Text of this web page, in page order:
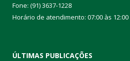
Fone: (91) 3637-1228
Horário de atendimento: 07:00 às 12:00
ÚLTIMAS PUBLICAÇÕES